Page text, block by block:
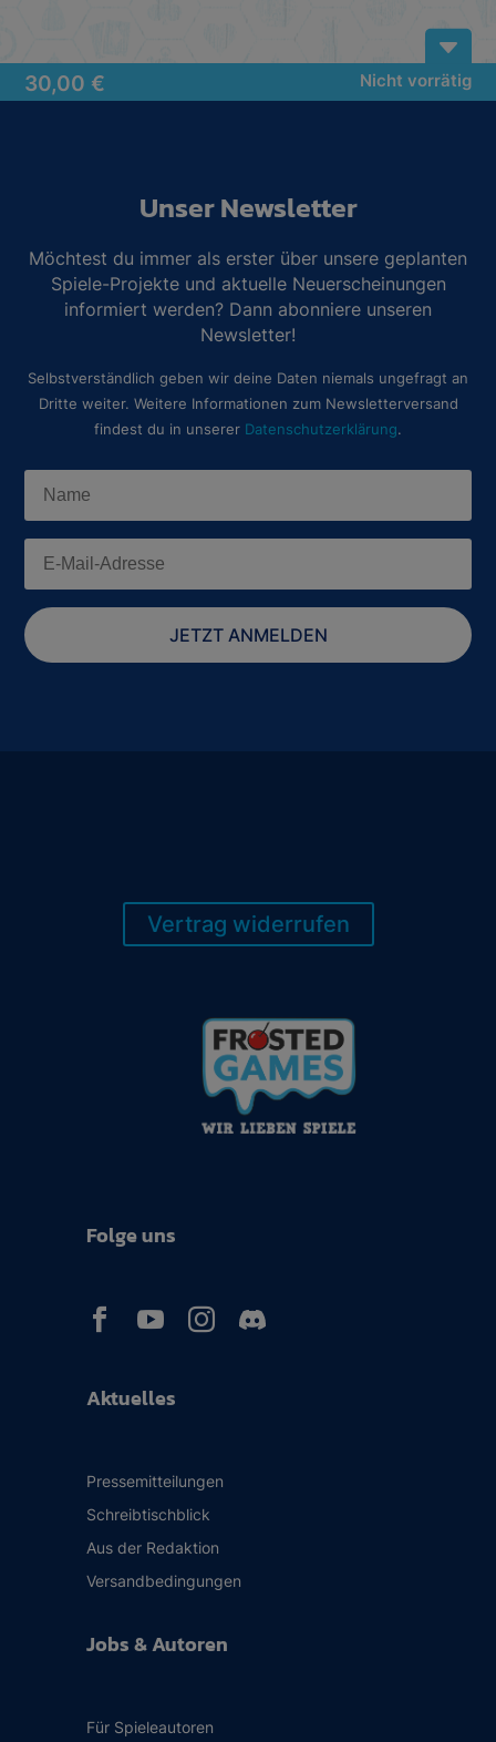
30,00 € Nicht vorrätig
B
Unser Newsletter
Möchtest du immer als erster über unsere geplanten
Spiele-Projekte und aktuelle Neuerscheinungen
informiert werden? Dann abonniere unseren
Newsletter!
Selbstverständlich geben wir deine Daten niemals ungefragt an
Dritte weiter. Weitere Informationen zum Newsletterversand
findest du in unserer Datenschutzerklärung.
JETZT ANMELDEN
Vertrag widerrufen
Aktuelles
Pressemitteilungen
Schreibtischblick
Aus der Redaktion
Versandbedingungen
Jobs & Autoren
Für Spieleautoren
Folge uns
  